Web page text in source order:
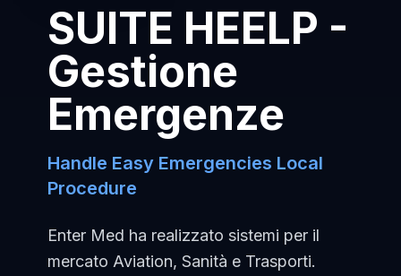
SUITE HEELP -
Gestione
Emergenze
Handle Easy Emergencies Local
Procedure
Enter Med ha realizzato sistemi per il
mercato Aviation, Sanità e Trasporti.